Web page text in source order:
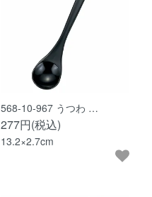
568-10-967 うつわ …
277円(税込)
13.2×2.7cm